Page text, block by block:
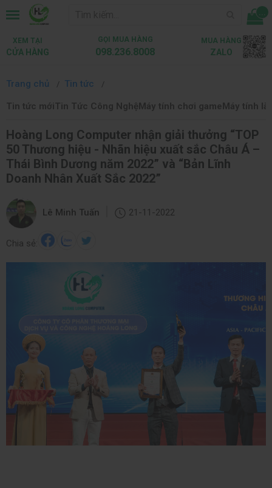
...
XEM TẠI
CỬA HÀNG
GỌI MUA HÀNG
098.236.8008
MUA HÀNG
ZALO
Trang chủ Tin tức
Tin tức mớiTin Tức Công NghệMáy tính chơi gameMáy tính
Hoàng Long Computer nhận giải thưởng “TOP
50 Thương hiệu - Nhãn hiệu xuất sắc Châu Á –
Thái Bình Dương năm 2022” và “Bản Lĩnh
Doanh Nhân Xuất Sắc 2022”
Lê Minh Tuấn 21-11-2022
Chia sẻ: